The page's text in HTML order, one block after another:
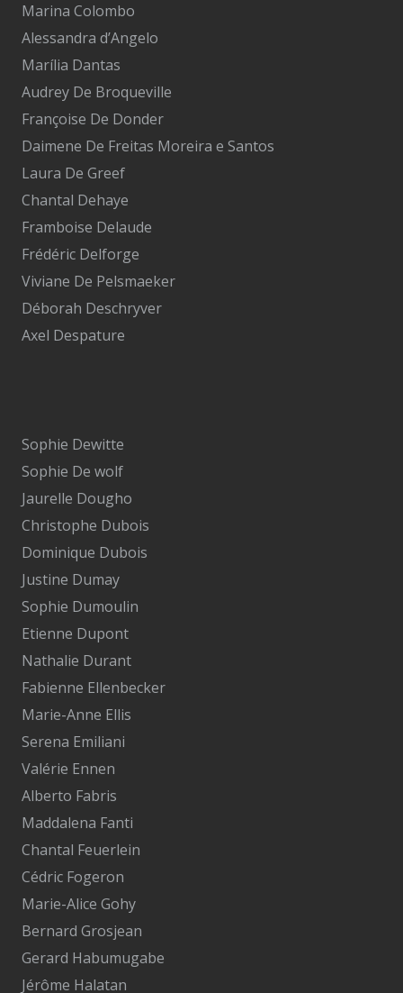
Marina Colombo
Alessandra d’Angelo
Marília Dantas
Audrey De Broqueville
Françoise De Donder
Daimene De Freitas Moreira e Santos
Laura De Greef
Chantal Dehaye
Framboise Delaude
Frédéric Delforge
Viviane De Pelsmaeker
Déborah Deschryver
Axel Despature
Sophie Dewitte
Sophie De wolf
Jaurelle Dougho
Christophe Dubois
Dominique Dubois
Justine Dumay
Sophie Dumoulin
Etienne Dupont
Nathalie Durant
Fabienne Ellenbecker
Marie-Anne Ellis
Serena Emiliani
Valérie Ennen
Alberto Fabris
Maddalena Fanti
Chantal Feuerlein
Cédric Fogeron
Marie-Alice Gohy
Bernard Grosjean
Gerard Habumugabe
Jérôme Halatan